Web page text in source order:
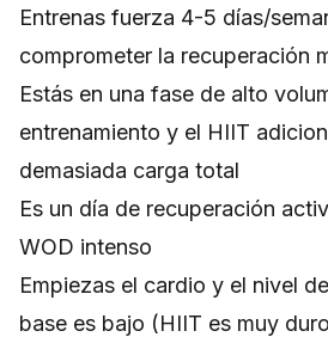
Entrenas fuerza 4-5 días/
comprometer la recuperación
Estás en una fase de alto
entrenamiento y el HIIT
demasiada carga total
Es un día de recuperación
WOD intenso
Empiezas el cardio y el nivel
base es bajo (HIIT es muy